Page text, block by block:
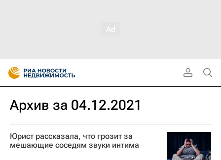
Архив за 04.12.2021
Юрист рассказала, что грозит за
мешающие соседям звуки интима